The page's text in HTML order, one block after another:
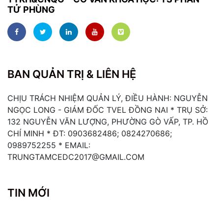
TỬ PHÙNG
BAN QUẢN TRỊ & LIÊN HỆ
CHỊU TRÁCH NHIỆM QUẢN LÝ, ĐIỀU HÀNH: NGUYỄN
NGỌC LONG - GIÁM ĐỐC TVEL ĐỒNG NAI * TRỤ SỞ:
132 NGUYỄN VĂN LƯỢNG, PHƯỜNG GÒ VẤP, TP. HỒ
CHÍ MINH * ĐT: 0903682486; 0824270686;
0989752255 * EMAIL:
TRUNGTAMCEDC2017@GMAIL.COM
TIN MỚI